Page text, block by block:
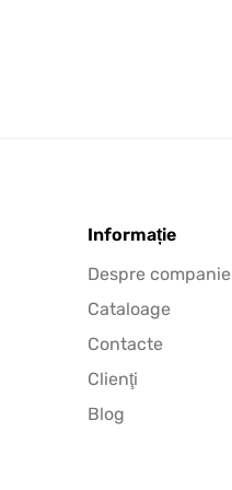
Informație
Despre companie
Cataloage
Contacte
Clienţi
Blog